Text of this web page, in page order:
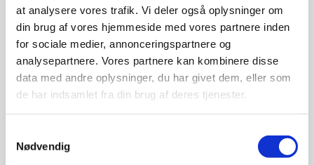
at analysere vores trafik. Vi deler også oplysninger om
din brug af vores hjemmeside med vores partnere inden
for sociale medier, annonceringspartnere og
analysepartnere. Vores partnere kan kombinere disse
data med andre oplysninger, du har givet dem, eller som
de har indsamlet fra din brug af deres tjenester.
Nødvendig
Beregn og ansøg her
Vi prismatcher - Klik her
Relaterede varer